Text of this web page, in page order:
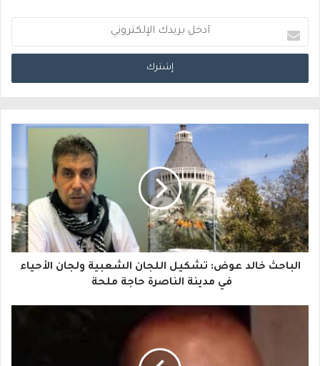
د
خ
ر
ي
د
ك
ا
إ
الباحث خالد عوض: تشكيل اللجان الشعبية ولجان الأحياء
في مدينة الناصرة حاجة ملحة